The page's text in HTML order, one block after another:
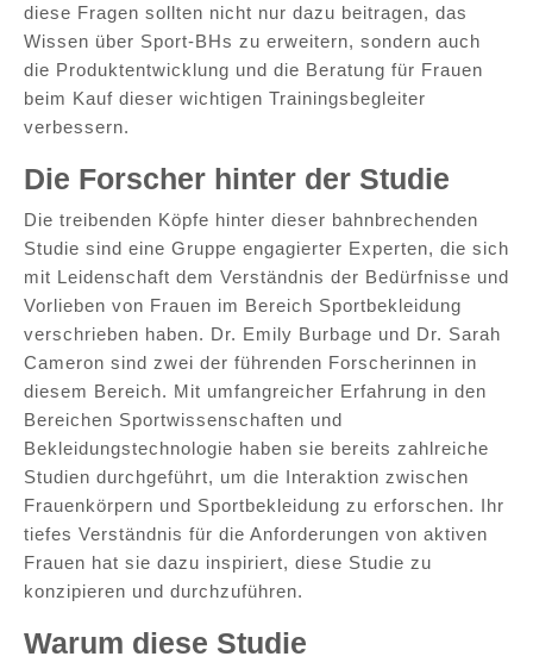
diese Fragen sollten nicht nur dazu beitragen, das
Wissen über Sport-BHs zu erweitern, sondern auch
die Produktentwicklung und die Beratung für Frauen
beim Kauf dieser wichtigen Trainingsbegleiter
verbessern.
Die Forscher hinter der Studie
Die treibenden Köpfe hinter dieser bahnbrechenden
Studie sind eine Gruppe engagierter Experten, die sich
mit Leidenschaft dem Verständnis der Bedürfnisse und
Vorlieben von Frauen im Bereich Sportbekleidung
verschrieben haben. Dr. Emily Burbage und Dr. Sarah
Cameron sind zwei der führenden Forscherinnen in
diesem Bereich. Mit umfangreicher Erfahrung in den
Bereichen Sportwissenschaften und
Bekleidungstechnologie haben sie bereits zahlreiche
Studien durchgeführt, um die Interaktion zwischen
Frauenkörpern und Sportbekleidung zu erforschen. Ihr
tiefes Verständnis für die Anforderungen von aktiven
Frauen hat sie dazu inspiriert, diese Studie zu
konzipieren und durchzuführen.
Warum diese Studie